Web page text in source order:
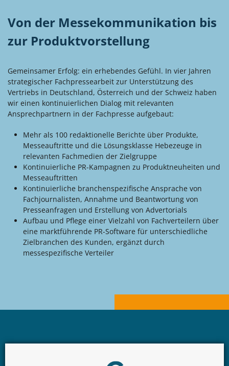
Von der Messekommunikation bis
zur Produktvorstellung
Gemeinsamer Erfolg: ein erhebendes Gefühl. In vier Jahren
strategischer Fachpressearbeit zur Unterstützung des
Vertriebs in Deutschland, Österreich und der Schweiz haben
wir einen kontinuierlichen Dialog mit relevanten
Ansprechpartnern in der Fachpresse aufgebaut:
Mehr als 100 redaktionelle Berichte über Produkte,
Messeauftritte und die Lösungsklasse Hebezeuge in
relevanten Fachmedien der Zielgruppe
Kontinuierliche PR-Kampagnen zu Produktneuheiten und
Messeauftritten
Kontinuierliche branchenspezifische Ansprache von
Fachjournalisten, Annahme und Beantwortung von
Presseanfragen und Erstellung von Advertorials
Aufbau und Pflege einer Vielzahl von Fachverteilern über
eine marktführende PR-Software für unterschiedliche
Zielbranchen des Kunden, ergänzt durch
messespezifische Verteiler